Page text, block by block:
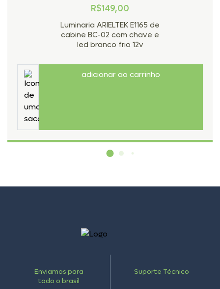
R$149,00
Luminaria ARIELTEK E1165 de
cabine BC-02 com chave e
led branco frio 12v
adicionar ao carrinho
Enviamos para
todo o brasil
Suporte Técnico